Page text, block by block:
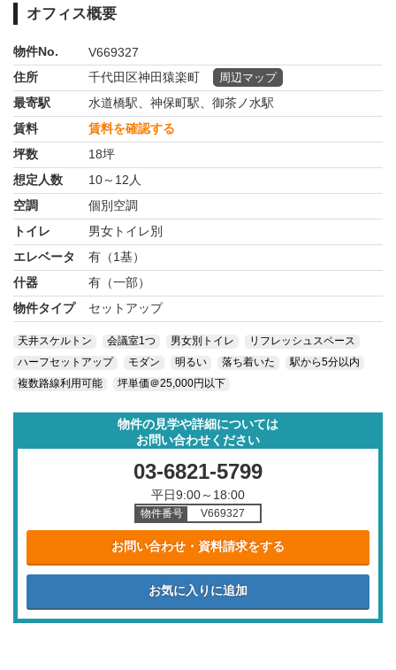
オフィス概要
物件No.
V669327
住所
千代田区神田猿楽町 周辺マップ
最寄駅
水道橋駅、神保町駅、御茶ノ水駅
賃料
賃料を確認する
坪数
18坪
想定人数
10～12人
空調
個別空調
トイレ
男女トイレ別
エレベータ
有（1基）
什器
有（一部）
物件タイプ
セットアップ
天井スケルトン 会議室1つ 男女別トイレ
リフレッシュスペース
ハーフセットアップ
モダン 明るい 落ち着いた
駅から5分以内
複数路線利用可能
坪単価＠25,000円以下
物件の見学や詳細については
お問い合わせください
03-6821-5799
平日9:00～18:00
物件番号 V669327
お問い合わせ・資料請求をする